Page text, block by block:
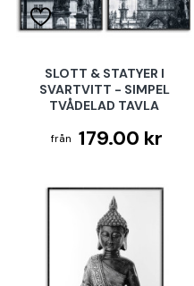
SLOTT & STATYER I
SVARTVITT - SIMPEL
TVÅDELAD TAVLA
179.00 kr